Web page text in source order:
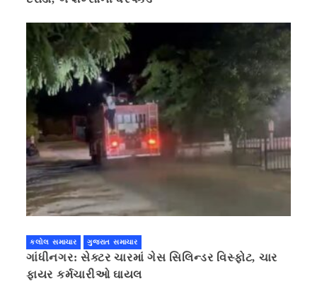
કલોલ સમાચાર ગુજરાત સમાચાર
ગાંધીનગર: સેક્ટર ચારમાં ગેસ સિલિન્ડર વિસ્ફોટ, ચાર
ફાયર કર્મચારીઓ ઘાયલ